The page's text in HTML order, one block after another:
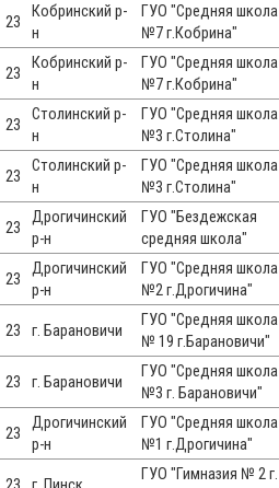
23
Кобринский р-
н
ГУО "Средняя школа
№7 г.Кобрина"
23
Кобринский р-
н
ГУО "Средняя школа
№7 г.Кобрина"
23
Столинский р-
н
ГУО "Средняя школа
№3 г.Столина"
23
Столинский р-
н
ГУО "Средняя школа
№3 г.Столина"
23
Дрогичинский
р-н
ГУО "Бездежская
средняя школа"
23
Дрогичинский
р-н
ГУО "Средняя школа
№2 г.Дрогичина"
23 г. Барановичи
ГУО "Средняя школа
№ 19 г.Барановичи"
23 г. Барановичи
ГУО "Средняя школа
№3 г. Барановичи"
23
Дрогичинский
р-н
ГУО "Средняя школа
№1 г.Дрогичина"
ГУО "Гимназия № 2 г.